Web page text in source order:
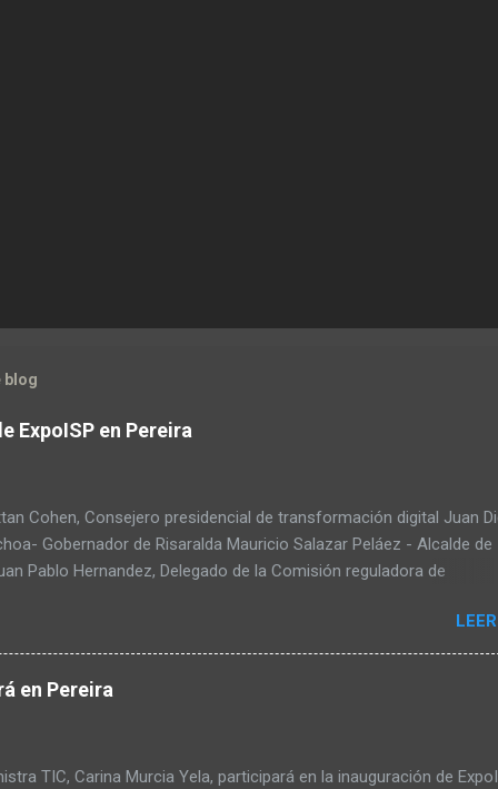
blog
ExpoISP en Pereira
Cohen, Consejero presidencial de transformación digital Juan
Gobernador de Risaralda Mauricio Salazar Peláez - Alcalde de
Pablo Hernandez, Delegado de la Comisión reguladora de
Digital y Servicios al Ciudadano Camilo Rojas Chitiva,
Asomovil Carlos Vásquez, Secretario TIC de la Alcaldía de Pereira
de Meteora Academy de Brasil Raul Camacho, Líder de la facultad
en Pereira
TIC, Carina Murcia Yela, participará en la inauguración de